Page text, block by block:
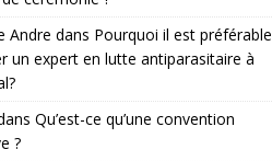
Andre dans Pourquoi il est préférable
un expert en lutte antiparasitaire à
Qu’est-ce qu’une convention
?